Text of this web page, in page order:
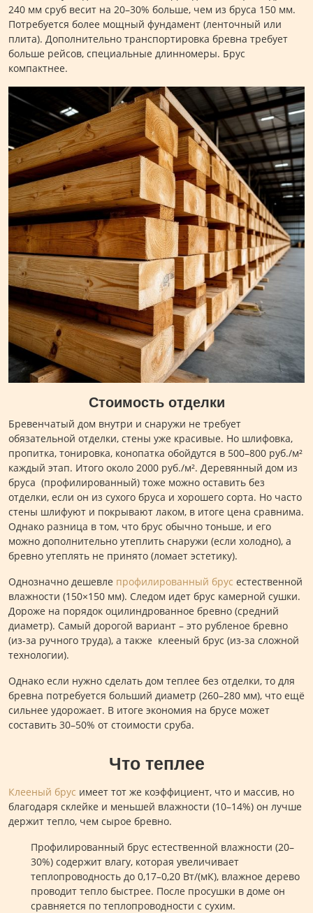
240 мм сруб весит на 20–30% больше, чем из бруса 150 мм.
Потребуется более мощный фундамент (ленточный или
плита). Дополнительно транспортировка бревна требует
больше рейсов, специальные длинномеры. Брус
компактнее.
Стоимость отделки
Бревенчатый дом внутри и снаружи не требует
обязательной отделки, стены уже красивые. Но шлифовка,
пропитка, тонировка, конопатка обойдутся в 500–800 руб./м²
каждый этап. Итого около 2000 руб./м². Деревянный дом из
бруса (профилированный) тоже можно оставить без
отделки, если он из сухого бруса и хорошего сорта. Но часто
стены шлифуют и покрывают лаком, в итоге цена сравнима.
Однако разница в том, что брус обычно тоньше, и его
можно дополнительно утеплить снаружи (если холодно), а
бревно утеплять не принято (ломает эстетику).
Однозначно дешевле профилированный брус естественной
влажности (150×150 мм). Следом идет брус камерной сушки.
Дороже на порядок оцилиндрованное бревно (средний
диаметр). Самый дорогой вариант – это рубленое бревно
(из-за ручного труда), а также клееный брус (из-за сложной
технологии).
Однако если нужно сделать дом теплее без отделки, то для
бревна потребуется больший диаметр (260–280 мм), что ещё
сильнее удорожает. В итоге экономия на брусе может
составить 30–50% от стоимости сруба.
Что теплее
Клееный брус имеет тот же коэффициент, что и массив, но
благодаря склейке и меньшей влажности (10–14%) он лучше
держит тепло, чем сырое бревно.
Профилированный брус естественной влажности (20–
30%) содержит влагу, которая увеличивает
теплопроводность до 0,17–0,20 Вт/(мК), влажное дерево
проводит тепло быстрее. После просушки в доме он
сравняется по теплопроводности с сухим.